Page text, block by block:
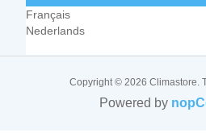
Rue des Technologies 3
B-4432 Alleur (Belgique)
Email :support@climastore.be
Lundi à Jeudi
7h00 à 12h00 et 13h00 à 17h30
Français
Nederlands
Copyright © 2026 Climastore.
Powered by